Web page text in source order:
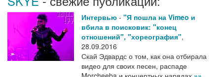
Интервью - "Я пошла на Vimeo и
вбила в поисковик: "конец
отношений", "хореография",
28.09.2016
Скай Эдвардс о том, как она отбирала
видео для своих песен, распаде